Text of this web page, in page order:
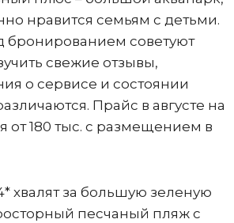
нравится семьям с детьми.
бронированием советуют
свежие отзывы,
о сервисе и состоянии
Прайс в августе на
от 180 тыс. с размещением в
хвалят за большую зеленую
песчаный пляж с